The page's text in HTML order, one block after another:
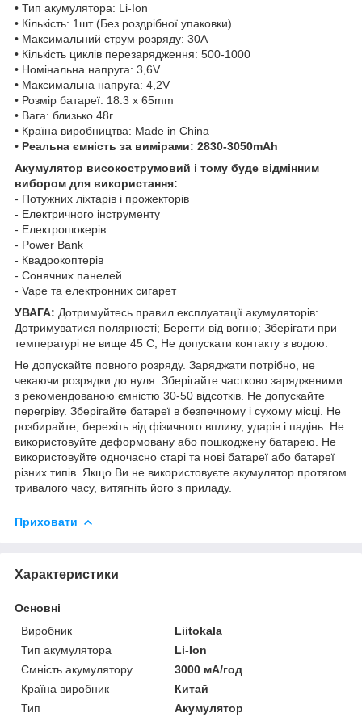
• Тип акумулятора: Li-Ion
• Кількість: 1шт (Без роздрібної упаковки)
• Максимальний струм розряду: 30А
• Кількість циклів перезарядження: 500-1000
• Номінальна напруга: 3,6V
• Максимальна напруга: 4,2V
• Розмір батареї: 18.3 x 65mm
• Вага: близько 48г
• Країна виробництва: Made in China
• Реальна ємність за вимірами: 2830-3050mAh
Акумулятор високострумовий і тому буде відмінним
вибором для використання:
- Потужних ліхтарів і прожекторів
- Електричного інструменту
- Електрошокерів
- Power Bank
- Квадрокоптерів
- Сонячних панелей
- Vape та електронних сигарет
УВАГА: Дотримуйтесь правил експлуатації акумуляторів:
Дотримуватися полярності; Берегти від вогню; Зберігати при
температурі не вище 45 С; Не допускати контакту з водою.
Не допускайте повного розряду. Заряджати потрібно, не
чекаючи розрядки до нуля. Зберігайте частково зарядженими
з рекомендованою ємністю 30-50 відсотків. Не допускайте
перегріву. Зберігайте батареї в безпечному і сухому місці. Не
розбирайте, бережіть від фізичного впливу, ударів і падінь. Не
використовуйте деформовану або пошкоджену батарею. Не
використовуйте одночасно старі та нові батареї або батареї
різних типів. Якщо Ви не використовуєте акумулятор протягом
тривалого часу, витягніть його з приладу.
Приховати
Характеристики
Основні
Виробник
Liitokala
Тип акумулятора
Li-Ion
Ємність акумулятору
3000 мА/год
Країна виробник
Китай
Тип
Акумулятор